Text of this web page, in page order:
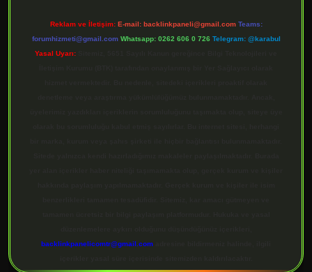
Reklam ve İletişim: E-mail: backlinkpaneli@gmail.com Teams:
forumhizmeti@gmail.com Whatsapp: 0262 606 0 726 Telegram: @karabul
Yasal Uyarı:
backlinkpanelicomtr@gmail.com